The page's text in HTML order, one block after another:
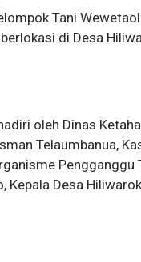
Tani
di Desa
oleh Dinas
Telaumbanua,
Pengganggu
Kepala Desa